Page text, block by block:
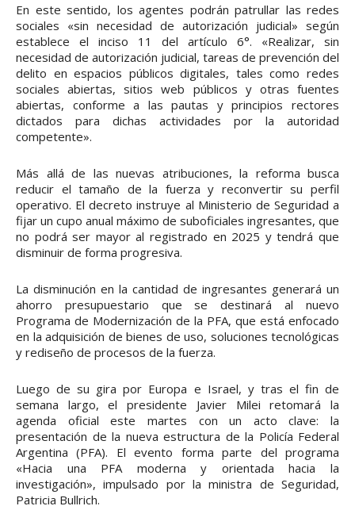
En este sentido, los agentes podrán patrullar las redes
sociales «sin necesidad de autorización judicial» según
establece el inciso 11 del artículo 6°. «Realizar, sin
necesidad de autorización judicial, tareas de prevención del
delito en espacios públicos digitales, tales como redes
sociales abiertas, sitios web públicos y otras fuentes
abiertas, conforme a las pautas y principios rectores
dictados para dichas actividades por la autoridad
competente».
Más allá de las nuevas atribuciones, la reforma busca
reducir el tamaño de la fuerza y reconvertir su perfil
operativo. El decreto instruye al Ministerio de Seguridad a
fijar un cupo anual máximo de suboficiales ingresantes, que
no podrá ser mayor al registrado en 2025 y tendrá que
disminuir de forma progresiva.
La disminución en la cantidad de ingresantes generará un
ahorro presupuestario que se destinará al nuevo
Programa de Modernización de la PFA, que está enfocado
en la adquisición de bienes de uso, soluciones tecnológicas
y rediseño de procesos de la fuerza.
Luego de su gira por Europa e Israel, y tras el fin de
semana largo, el presidente Javier Milei retomará la
agenda oficial este martes con un acto clave: la
presentación de la nueva estructura de la Policía Federal
Argentina (PFA). El evento forma parte del programa
«Hacia una PFA moderna y orientada hacia la
investigación», impulsado por la ministra de Seguridad,
Patricia Bullrich.